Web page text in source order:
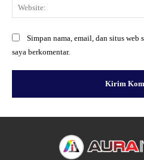
Simpan nama, email, dan situs
saya berkomentar.